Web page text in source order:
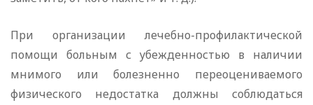
При организации лечебно-профилактической
помощи больным с убежденностью в наличии
мнимого или болезненно переоцениваемого
физического недостатка должны соблюдаться